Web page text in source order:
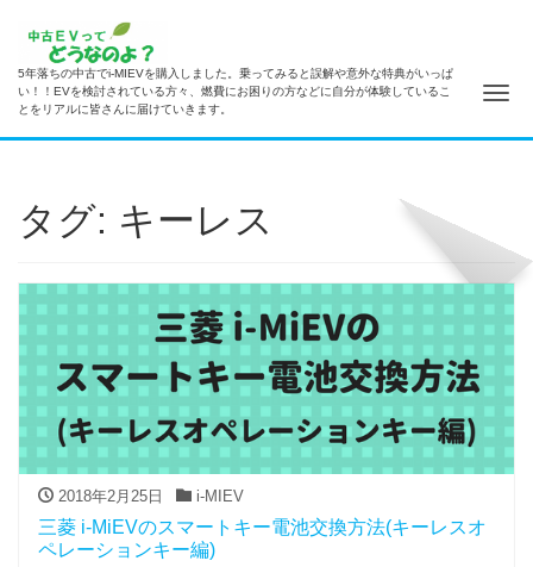
5年落ちの中古でi-MIEVを購入しました。乗ってみると誤解や意外な特典がいっぱ
い！！EVを検討されている方々、燃費にお困りの方などに自分が体験しているこ
とをリアルに皆さんに届けていきます。
ナ
タグ: キーレス
2018年2月25日 i-MIEV
三菱 i-MiEVのスマートキー電池交換方法(キーレスオ
ペレーションキー編)